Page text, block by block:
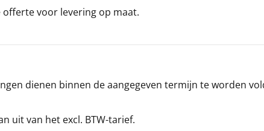
voor levering op maat.
dienen binnen de aangegeven termijn te worden
uit van het excl. BTW-tarief.